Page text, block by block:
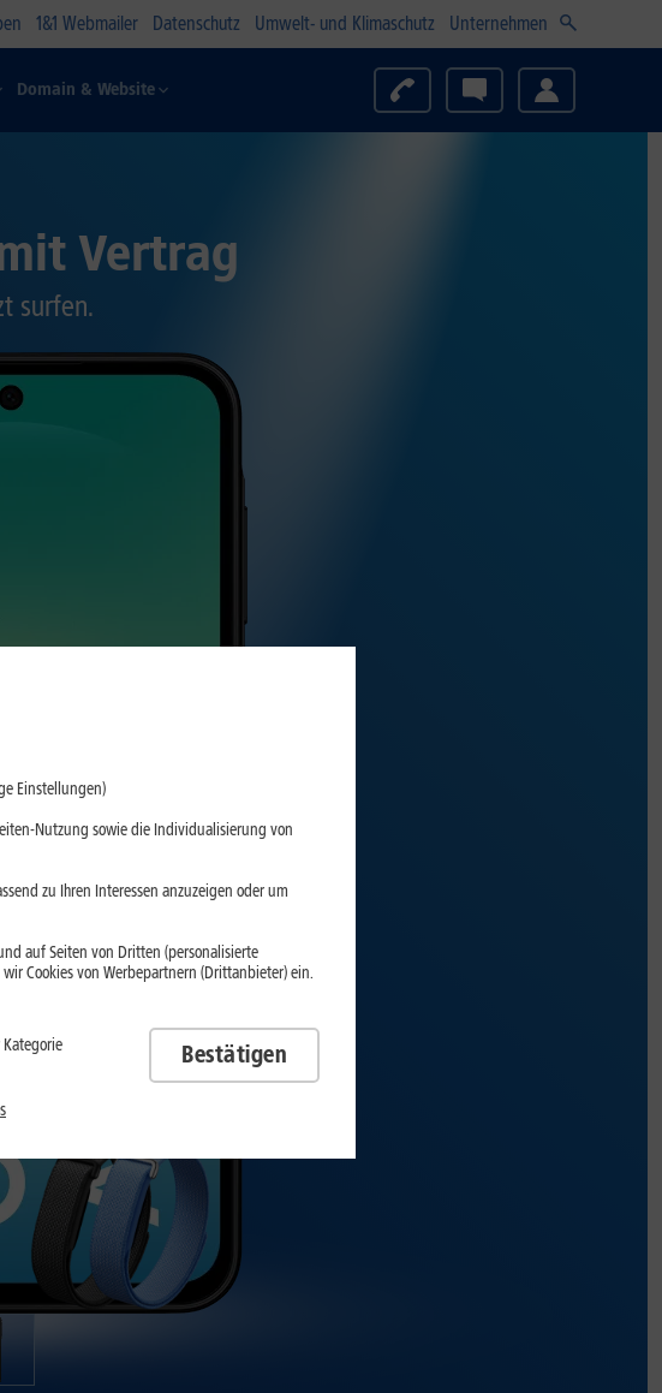
1&1 Webmailer Datenschutz Umwelt- und Klimaschutz Unternehmen
Domain & Website
Vertrag
surfen.
Einstellungen)
Nutzung sowie die Individualisierung von
zu Ihren Interessen anzuzeigen oder um
auf Seiten von Dritten (personalisierte
Cookies von Werbepartnern (Drittanbieter) ein.
Bestätigen